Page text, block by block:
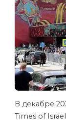
В декабре
Times of Israel